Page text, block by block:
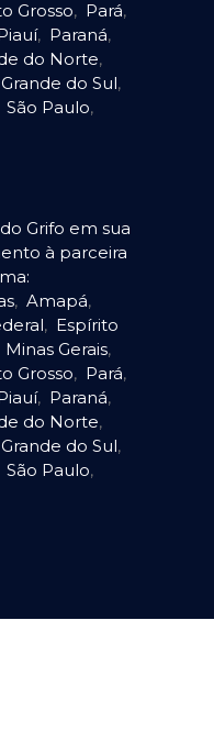
Grosso, Pará,
, Paraná,
do Norte,
do Sul,
São Paulo,
Grifo em sua
à parceira
, Amapá,
, Espírito
Minas Gerais,
Grosso, Pará,
, Paraná,
do Norte,
do Sul,
São Paulo,